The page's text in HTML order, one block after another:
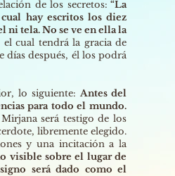
de los secretos: “La
hay escritos los diez
ni tela. No se ve en ella la
cual tendrá la gracia de
días después, él los podrá
lo siguiente: Antes del
para todo el mundo.
será testigo de los
libremente elegido.
y una incitación a la
visible sobre el lugar de
será dado como el